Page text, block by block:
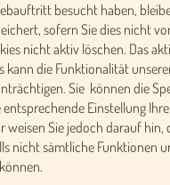
besucht haben,
sofern Sie dies nicht
nicht aktiv löschen. Das
kann die Funktionalität
Sie können die
Einstellung
Sie jedoch darauf hin,
nicht sämtliche Funktionen